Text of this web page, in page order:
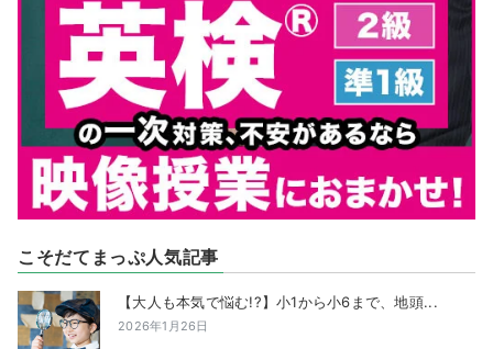
こそだてまっぷ人気記事
【大人も本気で悩む!?】小1から小6まで、地頭...
2026年1月26日